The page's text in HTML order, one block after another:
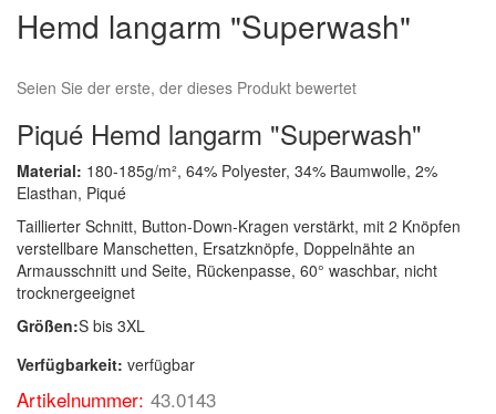
springen
Hemd langarm "Superwash"
Seien Sie der erste, der dieses Produkt bewertet
Piqué Hemd langarm "Superwash"
Material: 180-185g/m², 64% Polyester, 34% Baumwolle, 2%
Elasthan, Piqué
Taillierter Schnitt, Button-Down-Kragen verstärkt, mit 2 Knöpfen
verstellbare Manschetten, Ersatzknöpfe, Doppelnähte an
Armausschnitt und Seite, Rückenpasse, 60° waschbar, nicht
trocknergeeignet
Größen:S bis 3XL
Verfügbarkeit: verfügbar
Artikelnummer: 43.0143